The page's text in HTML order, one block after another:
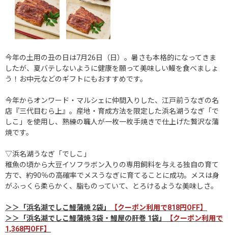
今年の土用の丑の日は7月26日（日）。暑さも本格的になってきま
したが、夏バテしないように健康を願って美味しい鰻を食べましょ
う！お中元などのギフトにもおすすめです。
今年からオンワード・マルシェに仲間入りした、江戸前うなぎの名
店『三代目むら上』。産地・育成方法を限定した浜名湖うなぎ「で
しこ」を使用し、熟練の職人が一枚一枚手焼きで仕上げた贅沢な蒲
焼です。
▽浜名湖うなぎ「でしこ」
稚魚の頃から大豆イソフラボン入りの専用飼料を与える独自の育て
方で、約90％の高確率でメスうなぎに育てることに成功。メスは身
がふっくら柔らかく、脂ものっていて、とろけるような美味しさ。
＞＞「浜名湖でしこ鰻蒲焼 2袋」
【クーポン利用で818円OFF】
＞＞「浜名湖でしこ鰻蒲焼 3袋・鰻屋の肝巻 1袋」
【クーポン利用で
1,368円OFF】